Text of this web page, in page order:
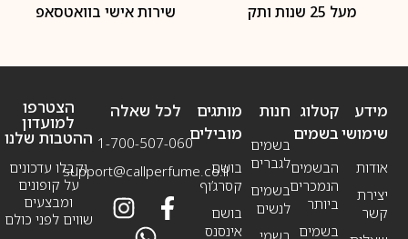
מעל 25 שנות ותק שירות אישי בוואטסאפ
מידע
שימושי
אודות
יצירת
קשר
חנות
בשמים
לגברים
בשמים
לנשים
בשמי
קטלוג
בשמים
הבשמים
הנמכרים
ביותר
בשמים
מותגים
מובילים
בושם
קסרג’וף
בושם
אינסנס
לכל שאלה
1-700-507-060
support@callperfume.co.il
הצטרפו
למועדון
ההטבות שלנו
וקבלו עדכונים
על קופונים
ומבצעים
שווים לפני כולם